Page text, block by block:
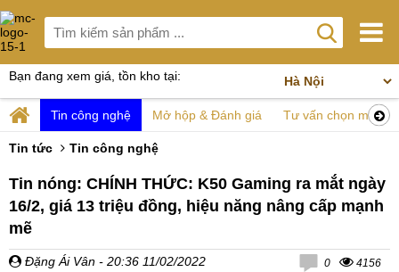
Bạn đang xem giá, tồn kho tại:
Tin công nghệ Mở hộp & Đánh giá Tư vấn chọn mua
Tin tức Tin công nghệ
Tin nóng: CHÍNH THỨC: K50 Gaming ra mắt ngày
16/2, giá 13 triệu đồng, hiệu năng nâng cấp mạnh
mẽ
Đặng Ái Vân - 20:36 11/02/2022
0 4156